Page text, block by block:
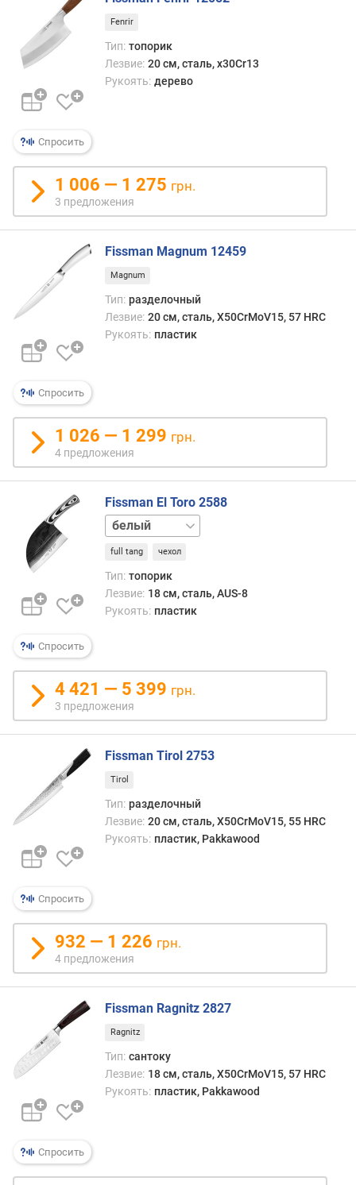
Спросить
Fenrir
Тип: топорик
Лезвие: 20 см, сталь, x30Cr13
Рукоять: дерево
1 006 — 1 275 грн.
3 предложения
Спросить
Fissman Magnum 12459
Magnum
Тип: разделочный
Лезвие: 20 см, сталь, X50CrMoV15, 57 HRC
Рукоять: пластик
1 026 — 1 299 грн.
4 предложения
Спросить
Fissman El Toro 2588
синий
full tang чехол
Тип: топорик
Лезвие: 18 см, сталь, AUS-8
Рукоять: пластик
4 421 — 5 399 грн.
3 предложения
Спросить
Fissman Tirol 2753
Tirol
Тип: разделочный
Лезвие: 20 см, сталь, X50CrMoV15, 55 HRC
Рукоять: пластик, Pakkawood
932 — 1 226 грн.
4 предложения
Спросить
Fissman Ragnitz 2827
Ragnitz
Тип: сантоку
Лезвие: 18 см, сталь, X50CrMoV15, 57 HRC
Рукоять: пластик, Pakkawood